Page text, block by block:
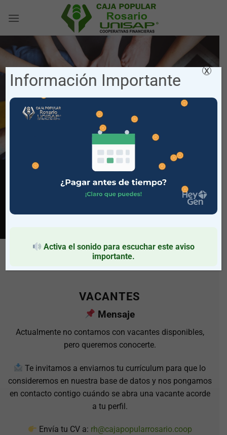
VACANTES
Mensaje
Actualmente no contamos con vacantes disponibles,
pero queremos conocerte.
Te invitamos a enviarnos tu currículum para que lo
consideremos en nuestra base de datos y nos pongamos
en contacto contigo cuándo se abra una vacante acorde
a tu perfil.
Envía tu CV a: rh@cajapopularrosario.coop
Información Importante
Activa el sonido para escuchar este aviso
importante.
X